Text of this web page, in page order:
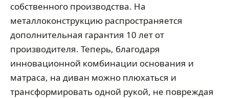
собственного производства. На
металлоконструкцию распространяется
дополнительная гарантия 10 лет от
производителя. Теперь, благодаря
инновационной комбинации основания и
матраса, на диван можно плюхаться и
трансформировать одной рукой, не повреждая